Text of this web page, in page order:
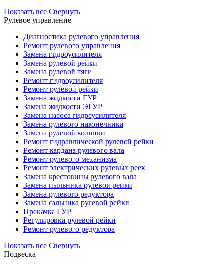
Показать все Свернуть
Рулевое управление
Диагностика рулевого управления
Ремонт рулевого управления
Замена гидроусилителя
Замена рулевой рейки
Замена рулевой тяги
Ремонт гидроусилителя
Ремонт рулевой рейки
Замена жидкости ГУР
Замена жидкости ЭГУР
Замена насоса гидроусилителя
Замена рулевого наконечника
Замена рулевой колонки
Ремонт гидравлической рулевой рейки
Ремонт кардана рулевого вала
Ремонт рулевого механизма
Ремонт электрических рулевых реек
Замена крестовины рулевого вала
Замена пыльника рулевой рейки
Замена рулевого редуктора
Замена сальника рулевой рейки
Прокачка ГУР
Регулировка рулевой рейки
Ремонт рулевого редуктора
Показать все Свернуть
Подвеска